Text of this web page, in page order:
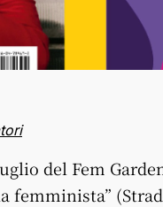
del Fem
femminista”